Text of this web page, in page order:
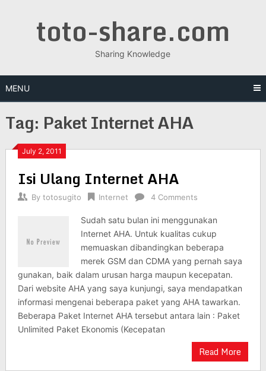
toto-share.com
Sharing Knowledge
MENU
Tag: Paket Internet AHA
July 2, 2011
Isi Ulang Internet AHA
By totosugito Internet 4 Comments
Sudah satu bulan ini menggunakan
Internet AHA. Untuk kualitas cukup
memuaskan dibandingkan beberapa
merek GSM dan CDMA yang pernah saya
gunakan, baik dalam urusan harga maupun kecepatan.
Dari website AHA yang saya kunjungi, saya mendapatkan
informasi mengenai beberapa paket yang AHA tawarkan.
Beberapa Paket Internet AHA tersebut antara lain : Paket
Unlimited Paket Ekonomis (Kecepatan
Read More